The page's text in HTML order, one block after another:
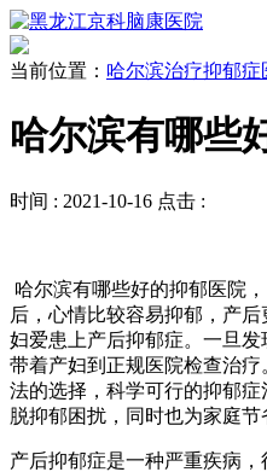
当前位置： 哈尔滨治疗抑郁症
哈尔滨有哪些
时间 : 2021-10-16 点击 :
哈尔滨有哪些好的抑郁医院
后，心情比较容易抑郁，产
妇爱患上产后抑郁症。一旦
带着产妇到正规医院检查治
法的选择，科学可行的抑郁
脱抑郁困扰，同时也为家庭节
产后抑郁症是一种严重疾病